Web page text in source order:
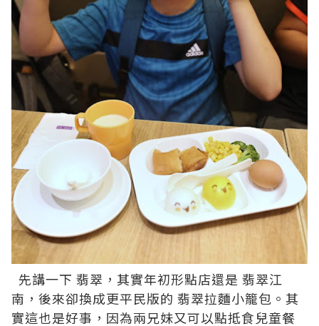
先講一下 翡翠 ，其實年初形點店還是 翡翠江
南 ，後來卻換成更平民版的 翡翠拉麵小籠包 。其
實這也是好事，因為兩兄妹又可以點抵食兒童餐